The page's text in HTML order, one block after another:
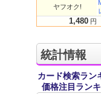
ヤフオク!
1,480 円
統計情報
カード検索ラン
価格注目ラン